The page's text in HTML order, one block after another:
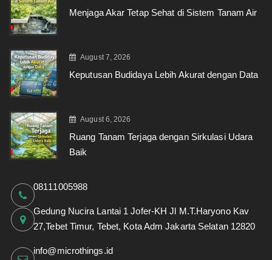
Menjaga Akar Tetap Sehat di Sistem Tanam Air
August 7, 2026
Keputusan Budidaya Lebih Akurat dengan Data
August 6, 2026
Ruang Tanam Terjaga dengan Sirkulasi Udara
Baik
08111005988
Gedung Nucira Lantai 1 Jofer-KH Jl M.T.Haryono Kav
27,Tebet Timur, Tebet, Kota Adm Jakarta Selatan 12820
info@microthings.id